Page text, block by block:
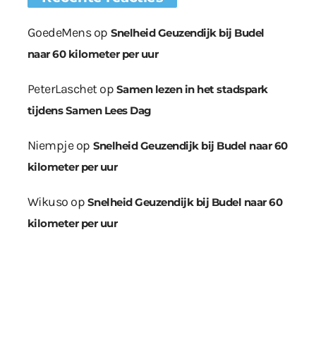
GoedeMensop Snelheid Geuzendijk bij Budel
naar 60 kilometer per uur
PeterLaschetop Samen lezen in het stadspark
tijdens Samen Lees Dag
Niempjeop Snelheid Geuzendijk bij Budel naar 60
kilometer per uur
Wikuso op Snelheid Geuzendijk bij Budel naar 60
kilometer per uur